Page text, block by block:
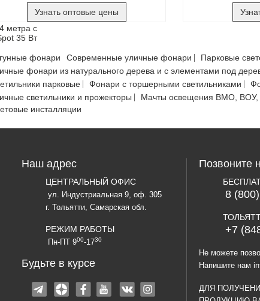
Узнать оптовые цены
метра с
35 Вт
фонари Современные уличные фонари
Парковые
фонари из натурального дерева и с элементами под
парковые
Фонари с торшерными светильниками
светильники и прожекторы
Мачты освещения ВМО,
инсталляции
Наш адрес
ЦЕНТРАЛЬНЫЙ ОФИС
ул. Индустриальная 9, оф. 305
г. Тольятти, Самарская обл.
РЕЖИМ РАБОТЫ
Пн-ПТ 900-1730
Будьте в курсе
Позвоните
8
+7
Не можете
Напишите нам
ДЛЯ